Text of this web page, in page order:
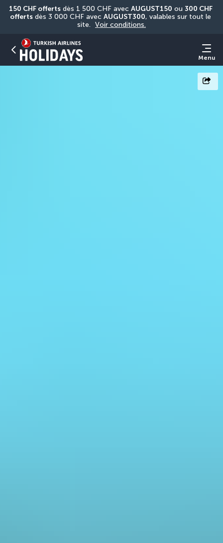
150 CHF offerts dès 1 500 CHF avec AUGUST150 ou 300 CHF
offerts dès 3 000 CHF avec AUGUST300, valables sur tout le
site. Voir conditions.
Menu